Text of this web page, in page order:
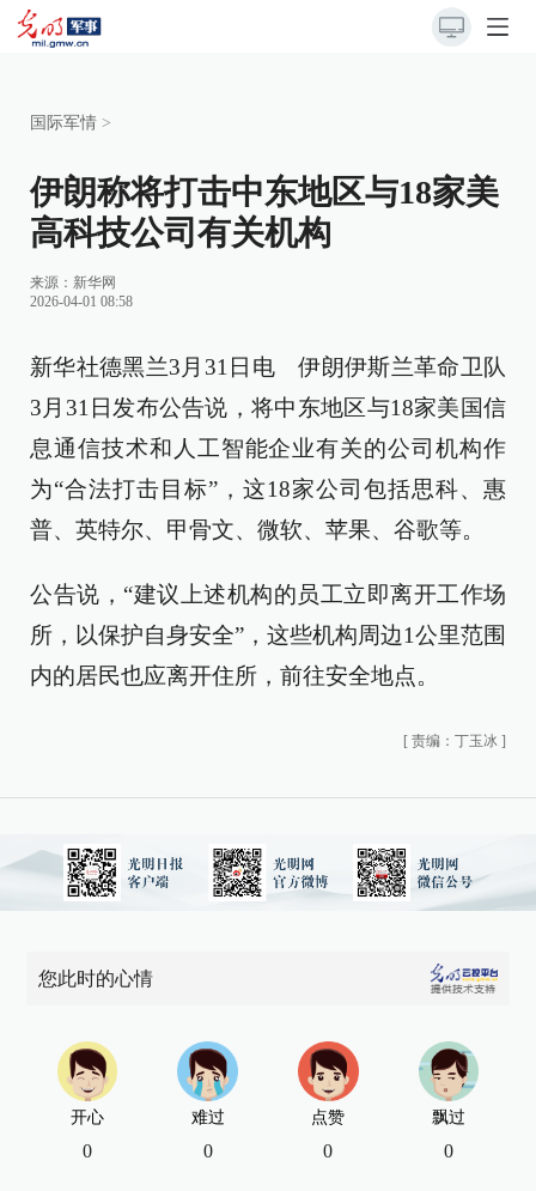
国际军情 >
伊朗称将打击中东地区与18家美
高科技公司有关机构
来源： 新华网
2026-04-01 08:58
新华社德黑兰3月31日电 伊朗伊斯兰革命卫队
3月31日发布公告说，将中东地区与18家美国信
息通信技术和人工智能企业有关的公司机构作
为“合法打击目标”，这18家公司包括思科、惠
普、英特尔、甲骨文、微软、苹果、谷歌等。
公告说，“建议上述机构的员工立即离开工作场
所，以保护自身安全”，这些机构周边1公里范围
内的居民也应离开住所，前往安全地点。
[ 责编：丁玉冰 ]
您此时的心情
开心
0
难过
0
点赞
0
飘过
0